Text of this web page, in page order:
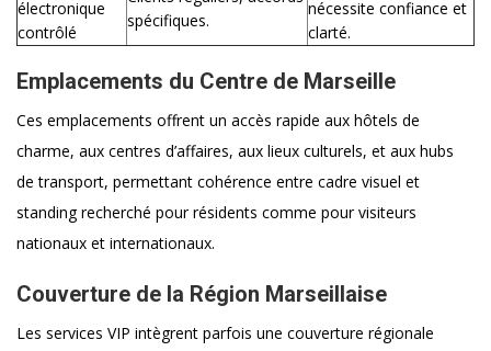
électronique
contrôlé
spécifiques.
nécessite confiance et
clarté.
Emplacements du Centre de Marseille
Ces emplacements offrent un accès rapide aux hôtels de
charme, aux centres d’affaires, aux lieux culturels, et aux hubs
de transport, permettant cohérence entre cadre visuel et
standing recherché pour résidents comme pour visiteurs
nationaux et internationaux.
Couverture de la Région Marseillaise
Les services VIP intègrent parfois une couverture régionale